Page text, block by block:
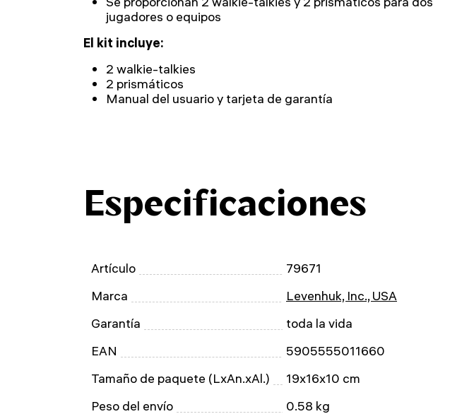
jugadores o equipos
El kit incluye:
2 walkie-talkies
2 prismáticos
Manual del usuario y tarjeta de garantía
Especificaciones
Artículo
79671
Marca
Levenhuk, Inc., USA
Garantía
toda la vida
EAN
5905555011660
Tamaño de paquete (LxAn.xAl.)
19x16x10 cm
Peso del envío
0.58 kg